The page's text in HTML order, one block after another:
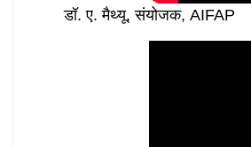
डॉ. ए. मैथ्यू, संयोजक, AIFAP